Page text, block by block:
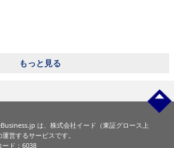
もっと見る
は、株式会社イード（東証グロース上
営するサービスです。
ード：6038